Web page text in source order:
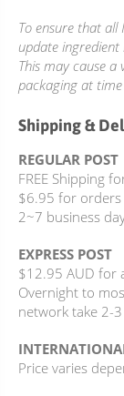
To ensure that
update ingredient
This may cause
packaging at
Shipping &
REGULAR POST
FREE Shipping
$6.95 for
2~7 business
EXPRESS POST
$12.95 AUD for
Overnight to
network take 2-
Price varies